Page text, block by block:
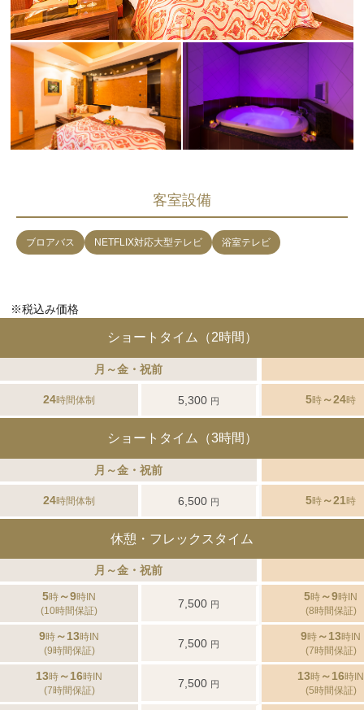
客室設備
ブロアバス NETFLIX対応大型テレビ 浴室テレビ
※税込み価格
ショートタイム（2時間）
月～金・祝前
24時間体制 5,300 円 5時 ～24時
ショートタイム（3時間）
月～金・祝前
24時間体制 6,500 円 5時 ～21時
休憩・フレックスタイム
月～金・祝前
5時 ～9時IN
(10時間保証)
7,500 円
5時 ～9時IN
(8時間保証)
9時 ～13時IN
(9時間保証)
7,500 円
9時 ～13時IN
(7時間保証)
13時 ～16時IN
(7時間保証)
7,500 円
13時 ～16時IN
(5時間保証)